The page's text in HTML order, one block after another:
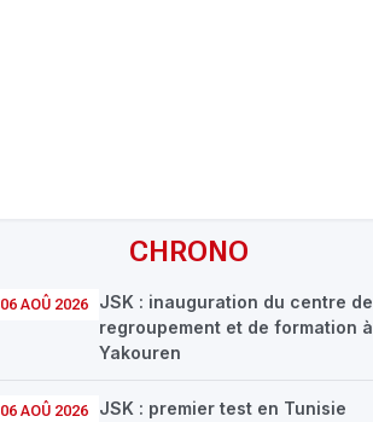
CHRONO
06 AOÛ 2026
JSK : inauguration du centre de
regroupement et de formation à
Yakouren
06 AOÛ 2026
JSK : premier test en Tunisie